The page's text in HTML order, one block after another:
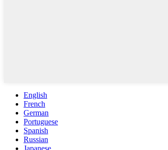
English
French
German
Portuguese
Spanish
Russian
Japanese